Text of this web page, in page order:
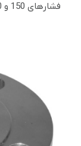
فشارهای 150 و 300.